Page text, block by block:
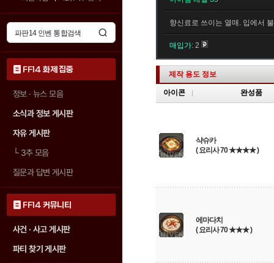
FF14 화제 집중
정보 · 뉴스 모음
소식과 정보 게시판
자유 게시판
└3추 모음
질문과 답변 게시판
FF14 커뮤니티
사건 · 사고 게시판
파티 찾기 게시판
향신료로 쓰이는 열매. 입에서
매입가: 2
제작 용도 정보
아이콘 완성품
샥슈카
( 요리사 70 ★★★★ )
에마다치
( 요리사 70 ★★★ )